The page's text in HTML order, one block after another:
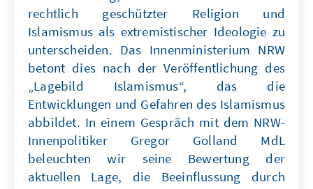
rechtlich geschützter Religion und
Islamismus als extremistischer Ideologie zu
unterscheiden. Das Innenministerium NRW
betont dies nach der Veröffentlichung des
„Lagebild Islamismus“, das die
Entwicklungen und Gefahren des Islamismus
abbildet. In einem Gespräch mit dem NRW-
Innenpolitiker Gregor Golland MdL
beleuchten wir seine Bewertung der
aktuellen Lage, die Beeinflussung durch